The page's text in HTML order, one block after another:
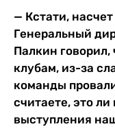
— Кстати,
Генеральный
Палкин говорил,
клубам, из-за
команды
считаете, это
выступления